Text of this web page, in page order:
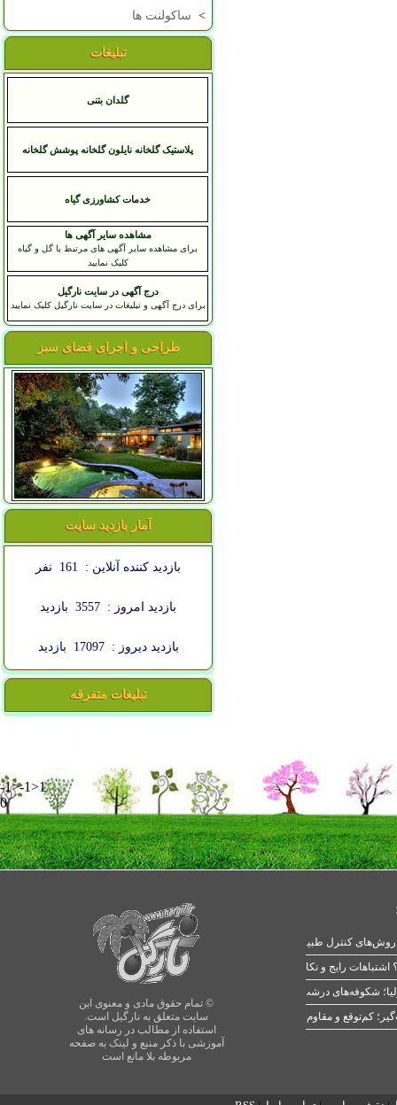
> ساکولنت ها
تبلیغات
گلدان بتنی
پلاستیک گلخانه نایلون گلخانه پوشش گلخانه
خدمات کشاورزی گیاه
مشاهده سایر آگهی ها
برای مشاهده سایر آگهی های مرتبط با گل و گیاه
کلیک نمایید
درج آگهی در سایت نارگیل
برای درج آگهی و تبلیغات در سایت نارگیل کلیک نمایید
طراحی و اجرای فضای سبز
آمار بازدید سایت
بازدید کننده آنلاین : 161 نفر
بازدید امروز : 3557 بازدید
بازدید دیروز : 17097 بازدید
تبلیغات متفرقه
-1>-1>1
0
© تمام حقوق مادی و معنوی این
سایت متعلق به نارگیل است.
استفاده از مطالب در رسانه های
آموزشی با ذکر منبع و لینک به صفحه
مربوطه بلا مانع است
رایج و نکات طلایی
شکوفه‌های درشت در بهار